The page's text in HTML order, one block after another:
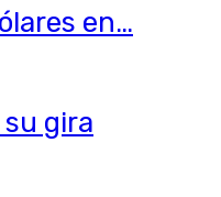
en…
gira